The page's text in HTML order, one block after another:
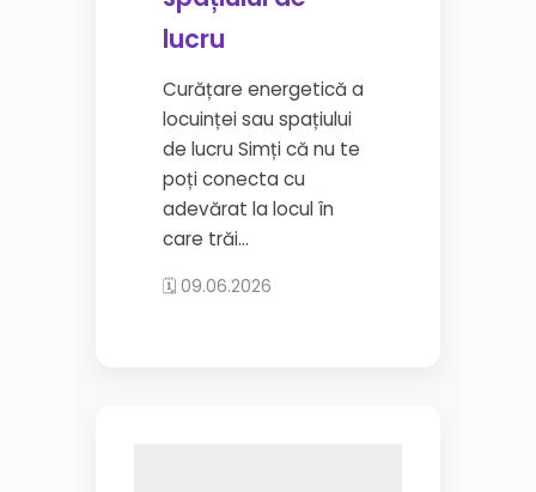
lucru
Curățare energetică a
locuinței sau spațiului
de lucru Simți că nu te
poți conecta cu
adevărat la locul în
care trăi...
🗓 09.06.2026